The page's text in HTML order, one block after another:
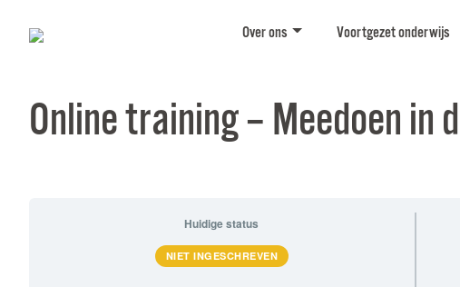
Over ons Voortgezet onderwijs
Online training – Meedoen in
Huidige status
NIET INGESCHREVEN